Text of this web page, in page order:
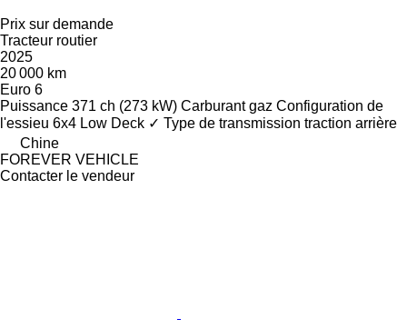
Prix sur demande
Tracteur routier
2025
20 000 km
Euro 6
Puissance 371 ch (273 kW) Carburant gaz Configuration de
l'essieu 6x4 Low Deck ✓ Type de transmission traction arrière
Chine
FOREVER VEHICLE
Contacter le vendeur